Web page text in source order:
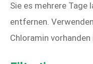
Sie es mehrere Tage
entfernen.
Chloramin vorhanden